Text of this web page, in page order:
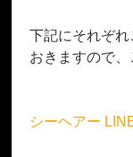
下記にそれぞ
おきますので、
シーヘアー